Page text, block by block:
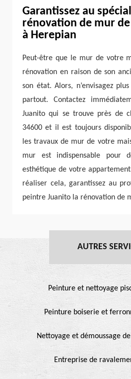
Garantissez au
rénovation de mur
à Herepian
Peut-être que le mur de votre
rénovation en raison de son
son état. Alors, n’envisagez
partout. Contactez
Juanito qui se trouve près de
34600 et il est toujours
les travaux de mur de votre
mur est indispensable pour
esthétique de votre
réaliser cela, garantissez au
peintre Juanito la rénovation de
AUTRES
Peinture et nettoyage
Peinture boiserie et
Nettoyage et démoussage
Entreprise de